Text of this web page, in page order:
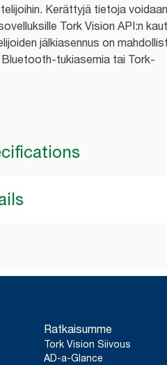
Kerättyjä tietoja voidaan
Tork Vision API:n
jälkiasennus on
tukiasemia tai Tork-
Ratkaisumme
Tork Vision Siivous
AD-a-Glance